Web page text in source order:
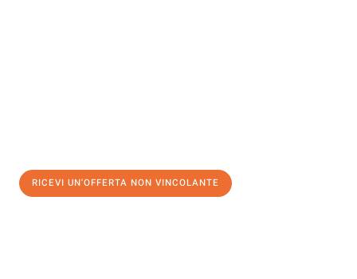
RICEVI UN'OFFERTA NON VINCOLANTE